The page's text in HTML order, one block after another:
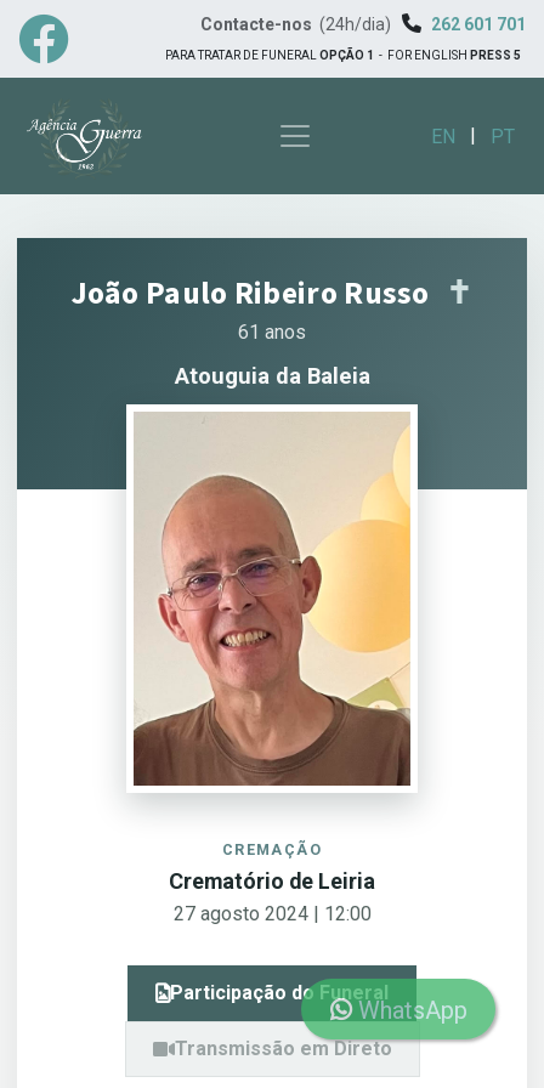
Contacte-nos (24h/dia) 262 601 701
PARA TRATAR DE FUNERAL OPÇÃO 1 - FOR ENGLISH PRESS 5
EN | PT
João Paulo Ribeiro Russo ✝︎
61 anos
Atouguia da Baleia
CREMAÇÃO
Crematório de Leiria
27 agosto 2024 | 12:00
Participação do Funeral
Transmissão em Direto
WhatsApp